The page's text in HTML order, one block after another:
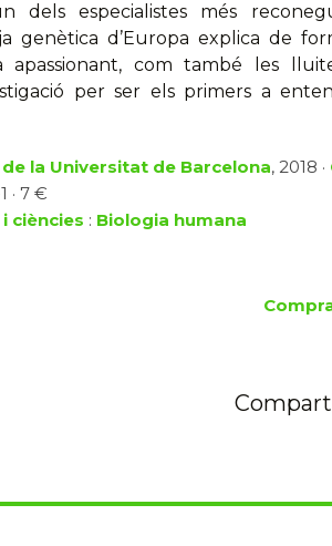
dels especialistes més
genètica d’Europa explica de
apassionant, com també les
per ser els primers a
la Universitat de Barcelona, 2018 ·
· 7 €
ciències : Biologia humana